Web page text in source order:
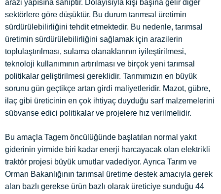
arazi yapısına sahiptir. Dolayısıyla kişi başına gelir diğer
sektörlere göre düşüktür. Bu durum tarımsal üretimin
sürdürülebilirliğini tehdit etmektedir. Bu nedenle, tarımsal
üretimin sürdürülebilirliğini sağlamak için arazilerin
toplulaştırılması, sulama olanaklarının iyileştirilmesi,
teknoloji kullanımının artırılması ve birçok yeni tarımsal
politikalar geliştirilmesi gereklidir. Tarımımızın en büyük
sorunu gün geçtikçe artan girdi maliyetleridir. Mazot, gübre,
ilaç gibi üreticinin en çok ihtiyaç duyduğu sarf malzemelerini
sübvanse edici politikalar ve projelere hız verilmelidir.
Bu amaçla Tagem öncülüğünde başlatılan normal yakıt
giderinin yirmide biri kadar enerji harcayacak olan elektrikli
traktör projesi büyük umutlar vadediyor. Ayrıca Tarım ve
Orman Bakanlığının tarımsal üretime destek amacıyla gerek
alan bazlı gerekse ürün bazlı olarak üreticiye sunduğu 44